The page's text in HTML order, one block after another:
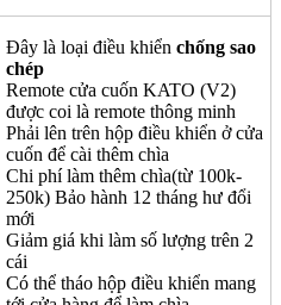
Đây là loại điều khiển chống sao
chép
Remote cửa cuốn KATO (V2)
được coi là remote thông minh
Phải lên trên hộp điều khiển ở cửa
cuốn để cài thêm chìa
Chi phí làm thêm chìa(từ 100k-
250k) Bảo hành 12 tháng hư đổi
mới
Giảm giá khi làm số lượng trên 2
cái
Có thể tháo hộp điều khiển mang